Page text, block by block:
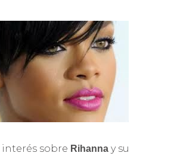
sobre Rihanna y su